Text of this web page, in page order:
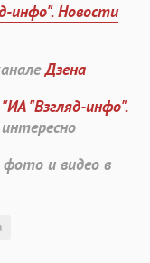
инфо". Новости
Дзена
"ИА "Взгляд-инфо".
и видео в